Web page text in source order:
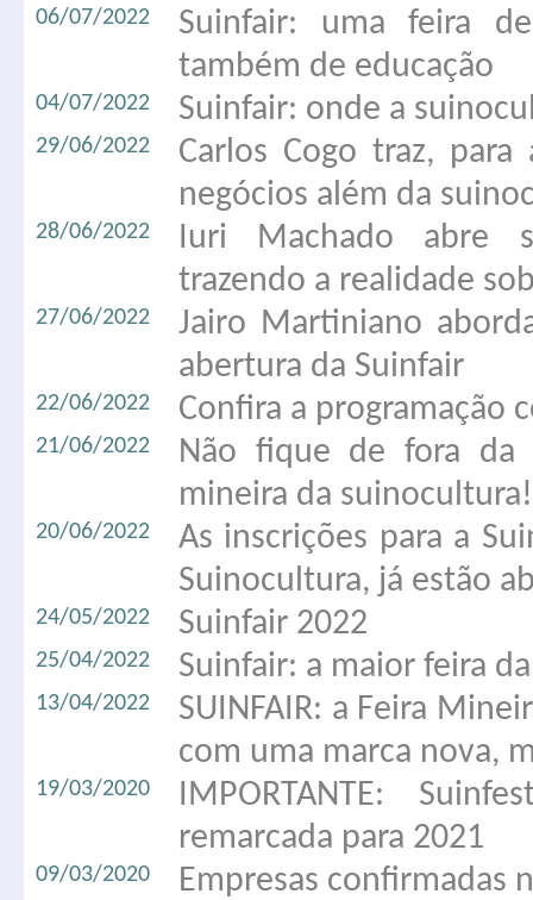
06/07/2022
Suinfair: uma feira
também de educação
04/07/2022 Suinfair: onde a
29/06/2022
Carlos Cogo traz,
negócios além da
28/06/2022
Iuri Machado abre
trazendo a realidade
27/06/2022
Jairo Martiniano
abertura da Suinfair
22/06/2022 Confira a programação
21/06/2022
Não fique de fora da
mineira da suinocultura!
20/06/2022
As inscrições para a
Suinocultura, já estão
24/05/2022 Suinfair 2022
25/04/2022 Suinfair: a maior feira
13/04/2022
SUINFAIR: a Feira
com uma marca nova,
19/03/2020
IMPORTANTE:
remarcada para 2021
09/03/2020 Empresas confirmadas